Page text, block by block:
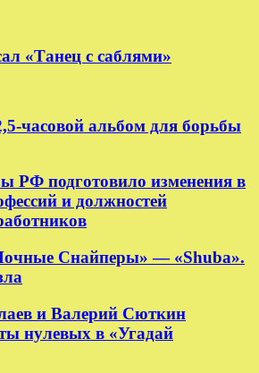
«Танец с саблями»
часовой альбом для борьбы
РФ подготовило изменения в
и должностей
Снайперы» — «Shuba».
и Валерий Сюткин
нулевых в «Угадай